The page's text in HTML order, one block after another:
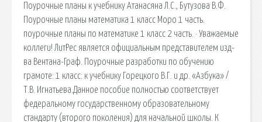
Поурочные планы к учебнику Атанасяна Л.С., Бутузова В.Ф.
Поурочные планы математика 1 класс Моро 1 часть.
поурочные планы по математике 1 класс 2 часть. · Уважаемые
коллеги! ЛитРес является официальным представителем изд-
ва Вентана-Граф. Поурочные разработки по обучению
грамоте: 1 класс: к учебнику Горецкого В.Г. и др. «Азбука» /
Т.В. Игнатьева.Данное пособие полностью соответствует
федеральному государственному образовательному
стандарту (второго поколения) для начальной школы. К